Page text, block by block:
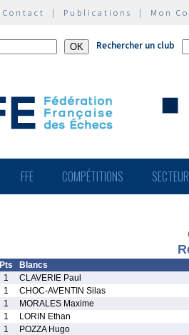
Contact | Publications | Mon
Rechercher un club
FFE COMPÉTITIONS
Pts
Blancs
1
CLAVERIE Paul
1
CHOC-AVENTIN Silas
1
MORALES Maxime
1
LORIN Ethan
1
POZZA Hugo